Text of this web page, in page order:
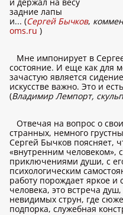
задние лапы
и... (Сергей Бычков,
oms.ru)
Мне импонирует в
состояние. И еще как для
зачастую является
искусстве важно. Это и
(Владимир Лемпорт,
Отвечая на вопрос о
странных, немного
Сергей Бычков поясняет,
«внутренним человеком»,
приключениями души, с
психологическим
работу порождает яркое и
человека, это встреча
невидимых струн, где
подпорка, служебная